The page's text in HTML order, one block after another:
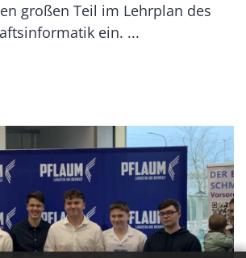
großen Teil im Lehrplan des
ein. ...